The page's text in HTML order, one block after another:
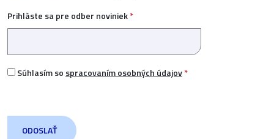
Prihláste sa pre odber noviniek*
Súhlasím so spracovaním osobných údajov*